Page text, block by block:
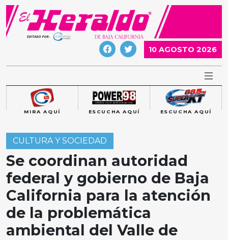
Skip
content
10 AGOSTO 2026
MIRA AQUÍ ESCUCHA AQUÍ ESCUCHA AQUÍ
CULTURA Y SOCIEDAD
Se coordinan autoridad
federal y gobierno de Baja
California para la atención
de la problemática
ambiental del Valle de